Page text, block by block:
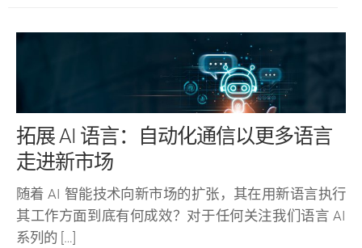
拓展 AI 语言：自动化通信以更多语言
走进新市场
随着 AI 智能技术向新市场的扩张，其在用新语言执行
其工作方面到底有何成效？对于任何关注我们语言 AI
系列的 […]